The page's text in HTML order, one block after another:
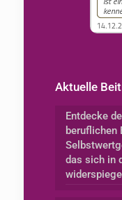
Aktuelle
Entdecke
beruflichen
das sich in